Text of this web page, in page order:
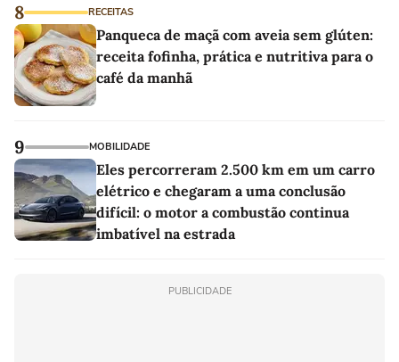
8 RECEITAS
Panqueca de maçã com aveia sem glúten:
receita fofinha, prática e nutritiva para o
café da manhã
9 MOBILIDADE
Eles percorreram 2.500 km em um carro
elétrico e chegaram a uma conclusão
difícil: o motor a combustão continua
imbatível na estrada
PUBLICIDADE